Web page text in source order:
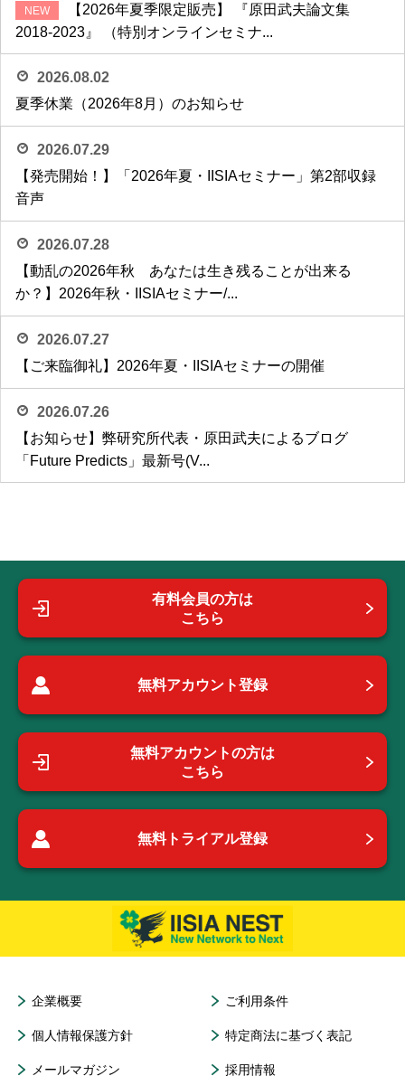
【2026年夏季限定販売】 『原田武夫論文集
2018-2023』 （特別オンラインセミナ...
2026.08.02
夏季休業（2026年8月）のお知らせ
2026.07.29
【発売開始！】「2026年夏・IISIAセミナー」第2部収録
音声
2026.07.28
【動乱の2026年秋 あなたは生き残ることが出来る
か？】2026年秋・IISIAセミナー/...
2026.07.27
【ご来臨御礼】2026年夏・IISIAセミナーの開催
2026.07.26
【お知らせ】弊研究所代表・原田武夫によるブログ
「Future Predicts」最新号(V...
有料会員の方は
こちら
無料アカウント登録
無料アカウントの方は
こちら
無料トライアル登録
企業概要 ご利用条件
個人情報保護方針 特定商法に基づく表記
メールマガジン 採用情報